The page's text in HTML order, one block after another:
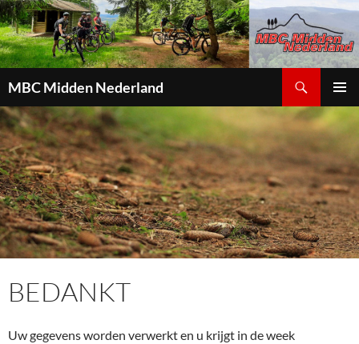
MBC Midden Nederland
MENU
NAAR
DE
INHOUD
BEDANKT
Uw gegevens worden verwerkt en u krijgt in de week